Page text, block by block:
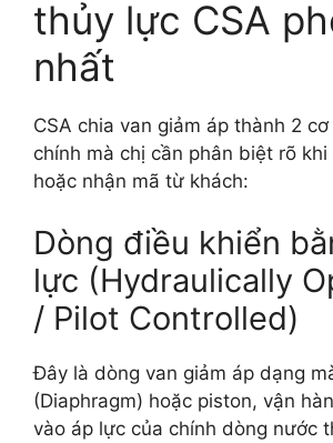
thủy lực CSA
nhất
CSA chia van giảm áp thành 2
chính mà chị cần phân biệt rõ
hoặc nhận mã từ khách:
Dòng điều khiển
lực (Hydraulically
/ Pilot Controlled)
Đây là dòng van giảm áp dạng
(Diaphragm) hoặc piston, vận
vào áp lực của chính dòng nước